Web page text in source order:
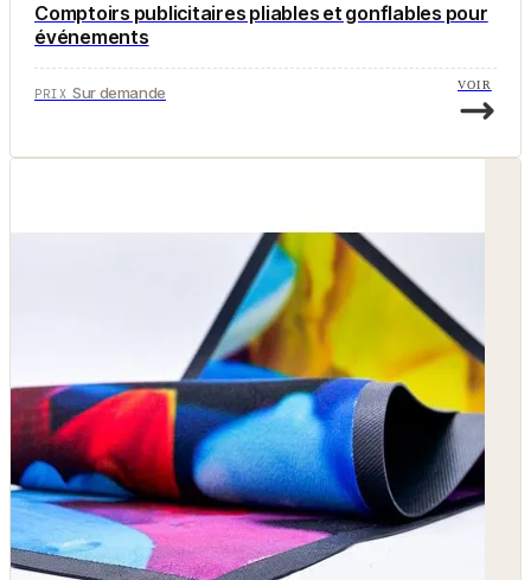
Comptoirs publicitaires pliables et gonflables pour
événements
PRIX Sur demande VOIR